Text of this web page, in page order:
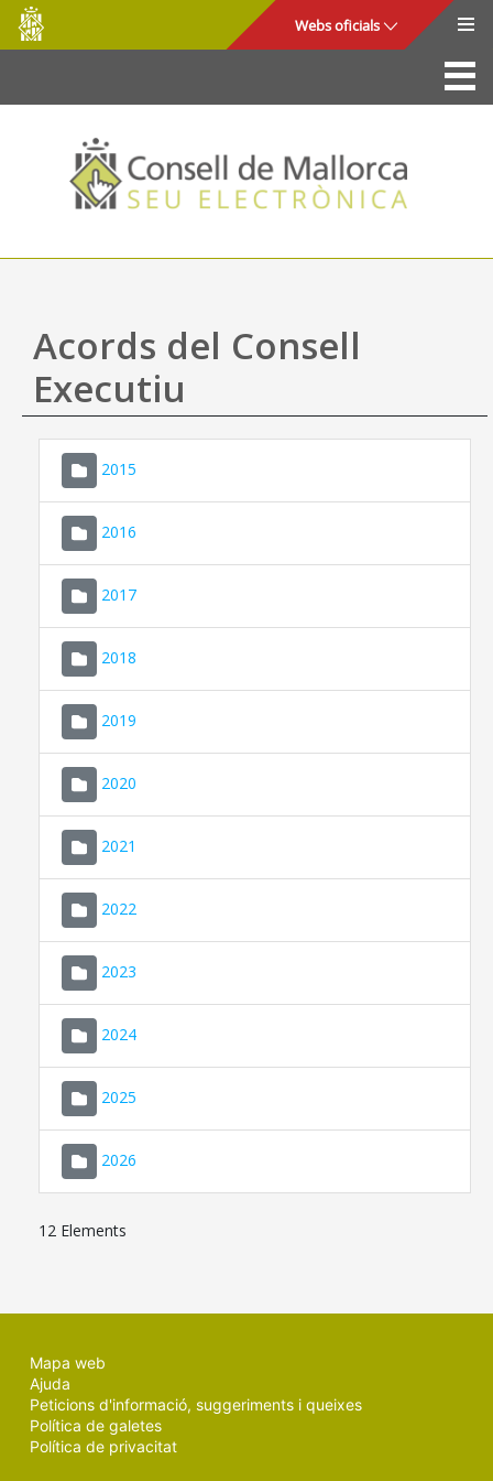
Salta al contingut principal
Consell
de
Mallorca
Webs oficials
La Seu
Consell de Mallorca
Accés i seguretat
Utilitats
Ajuda
Acords del Consell
Executiu
2015
2016
2017
2018
2019
2020
2021
2022
2023
2024
2025
2026
12 Elements
Mapa web
Ajuda
Peticions d'informació, suggeriments i queixes
Política de galetes
Política de privacitat